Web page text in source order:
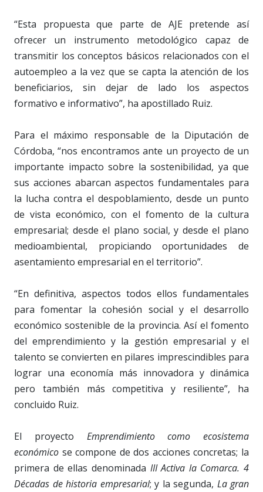
“Esta propuesta que parte de AJE pretende así
ofrecer un instrumento metodológico capaz de
transmitir los conceptos básicos relacionados con el
autoempleo a la vez que se capta la atención de los
beneficiarios, sin dejar de lado los aspectos
formativo e informativo”, ha apostillado Ruiz.
Para el máximo responsable de la Diputación de
Córdoba, “nos encontramos ante un proyecto de un
importante impacto sobre la sostenibilidad, ya que
sus acciones abarcan aspectos fundamentales para
la lucha contra el despoblamiento, desde un punto
de vista económico, con el fomento de la cultura
empresarial; desde el plano social, y desde el plano
medioambiental, propiciando oportunidades de
asentamiento empresarial en el territorio”.
“En definitiva, aspectos todos ellos fundamentales
para fomentar la cohesión social y el desarrollo
económico sostenible de la provincia. Así el fomento
del emprendimiento y la gestión empresarial y el
talento se convierten en pilares imprescindibles para
lograr una economía más innovadora y dinámica
pero también más competitiva y resiliente”, ha
concluido Ruiz.
El proyecto Emprendimiento como ecosistema
económico se compone de dos acciones concretas; la
primera de ellas denominada III Activa la Comarca. 4
Décadas de historia empresarial; y la segunda, La gran